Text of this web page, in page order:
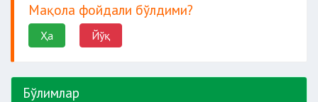
Мақола фойдали бўлдими?
Ҳа Йўқ
Бўлимлар